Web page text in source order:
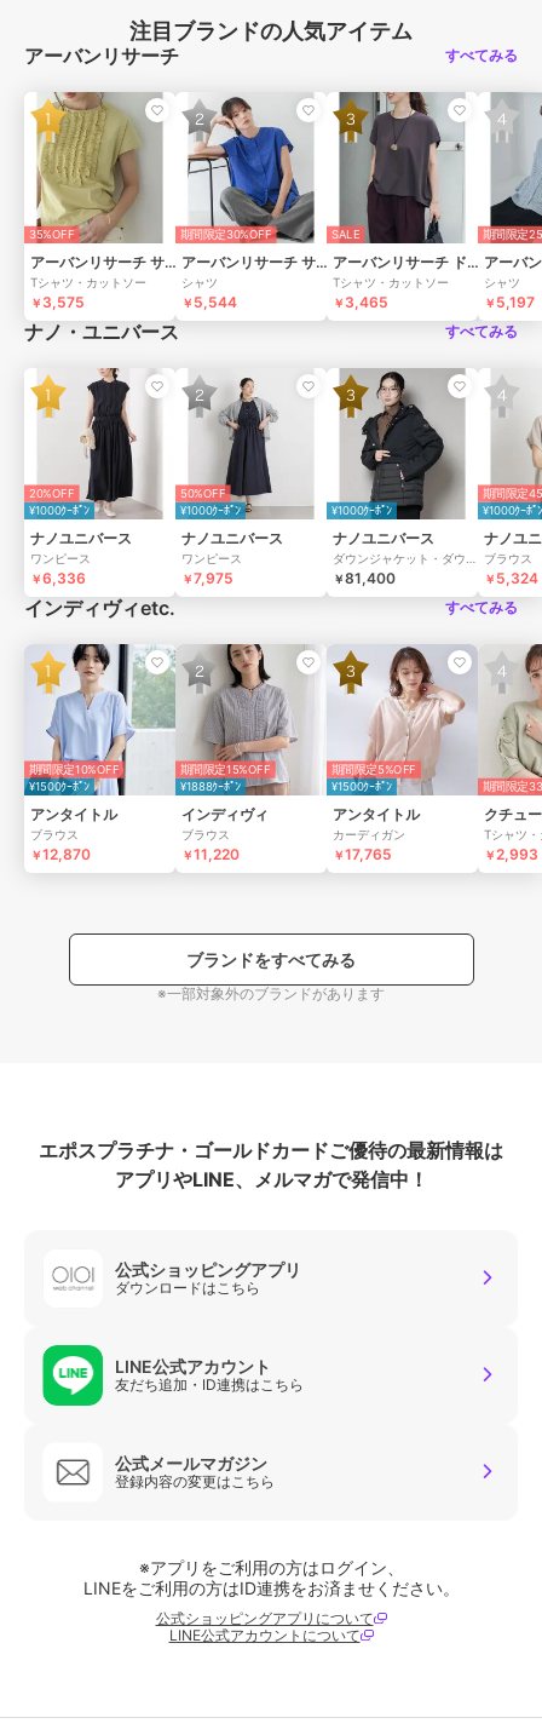
注目ブランドの人気アイテム
アーバンリサーチ すべてみる
35%OFF
アーバンリサーチ サニーレーベル
Tシャツ・カットソー
￥ 3,575
期間限定30%OFF
アーバンリサーチ サニーレーベル
シャツ
￥ 5,544
SALE
アーバンリサーチ ドアーズ
Tシャツ・カットソー
￥ 3,465
期間限定
シャツ
￥ 5,197
ナノ・ユニバース すべてみる
20%OFF
¥1000ｸｰﾎﾟﾝ
ナノユニバース
ワンピース
￥6,336
50%OFF
¥1000ｸｰﾎﾟﾝ
ナノユニバース
ワンピース
￥7,975
¥1000ｸｰﾎﾟﾝ
ナノユニバース
￥81,400
期間限定
¥1000ｸｰﾎﾟ
ナノユ
ブラウス
￥ 5,324
インディヴィetc. すべてみる
期間限定10%OFF
¥1500ｸｰﾎﾟﾝ
アンタイトル
ブラウス
￥12,870
期間限定15%OFF
¥1888ｸｰﾎﾟﾝ
インディヴィ
ブラウス
￥11,220
期間限定5%OFF
¥1500ｸｰﾎﾟﾝ
アンタイトル
カーディガン
￥17,765
期間限定
クチュ
Tシャツ
￥2,993
ブランドをすべてみる
※一部対象外のブランドがあります
エポスプラチナ・ゴールドカードご優待の最新情報は
アプリやLINE、メルマガで発信中！
公式ショッピングアプリ
ダウンロードはこちら
LINE公式アカウント
友だち追加・ID連携はこちら
公式メールマガジン
登録内容の変更はこちら
※アプリをご利用の方はログイン、
LINEをご利用の方はID連携をお済ませください。
公式ショッピングアプリについて
LINE公式アカウントについて